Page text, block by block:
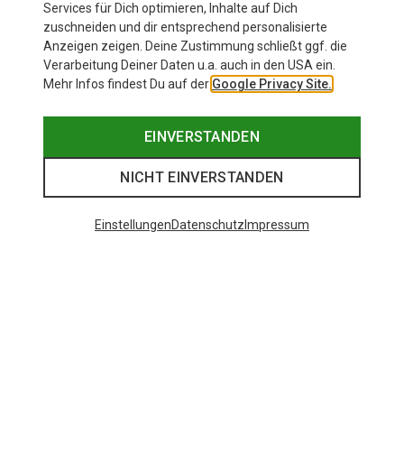
Services für Dich optimieren, Inhalte auf Dich
zuschneiden und dir entsprechend personalisierte
Anzeigen zeigen. Deine Zustimmung schließt ggf. die
Verarbeitung Deiner Daten u.a. auch in den USA ein.
Mehr Infos findest Du auf der Google Privacy Site.
EINVERSTANDEN
NICHT EINVERSTANDEN
EinstellungenDatenschutz Impressum